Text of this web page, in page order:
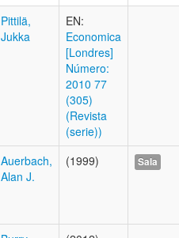
Pittilä,
Jukka
EN:
Economica
[Londres]
Número:
2010 77
(305)
(Revista
(serie))
Auerbach,
Alan J.
(1999) Sala